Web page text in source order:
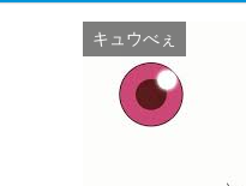
キュウべぇ